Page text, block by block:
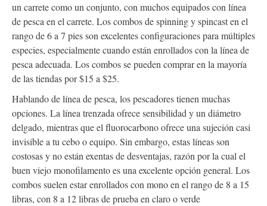
un carrete como un conjunto, con muchos equipados con línea
de pesca en el carrete. Los combos de spinning y spincast en el
rango de 6 a 7 pies son excelentes configuraciones para múltiples
especies, especialmente cuando están enrollados con la línea de
pesca adecuada. Los combos se pueden comprar en la mayoría
de las tiendas por $15 a $25.
Hablando de línea de pesca, los pescadores tienen muchas
opciones. La línea trenzada ofrece sensibilidad y un diámetro
delgado, mientras que el fluorocarbono ofrece una sujeción casi
invisible a tu cebo o equipo. Sin embargo, estas líneas son
costosas y no están exentas de desventajas, razón por la cual el
buen viejo monofilamento es una excelente opción general. Los
combos suelen estar enrollados con mono en el rango de 8 a 15
libras, con 8 a 12 libras de prueba en claro o verde